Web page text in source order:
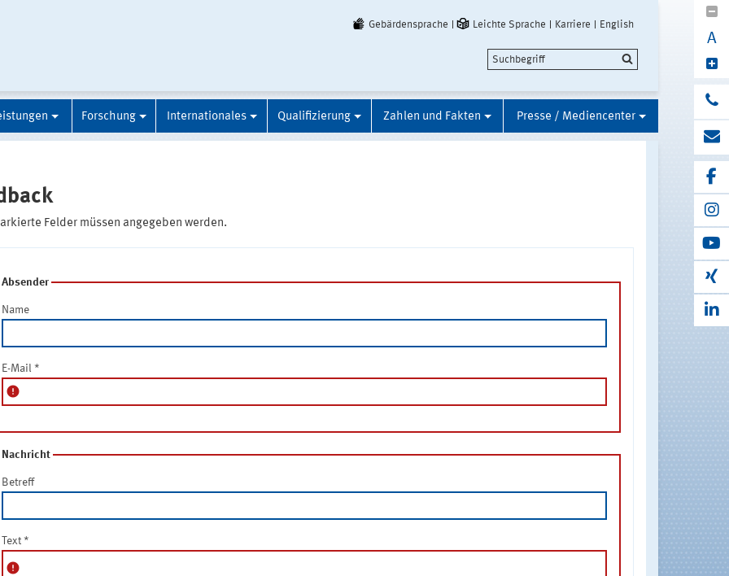
Gebärdensprache Leichte Sprache Karriere English
A
Forschung Internationales Qualifizierung Zahlen und Fakten Presse / Mediencenter
Felder müssen angegeben werden.
Absender
Name
E-Mail *
error
Nachricht
Betreff
Text *
error